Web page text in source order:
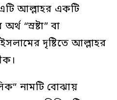
আল্লাহর একটি
“স্রষ্টা” বা
দৃষ্টিতে আল্লাহর
নামটি বোঝায়